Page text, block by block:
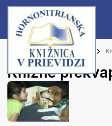
Hlavná stránka Podujatia
Knižné